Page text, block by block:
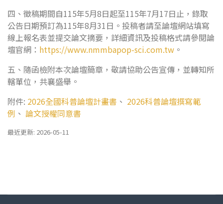
四、徵稿期間自115年5月8日起至115年7月17日止，錄取
公告日期預訂為115年8月31日。投稿者請至論壇網站填寫
線上報名表並提交論文摘要，詳細資訊及投稿格式請參閱論
壇官網： https://www.nmmbapop-sci.com.tw 。
五、隨函檢附本次論壇簡章，敬請協助公告宣傳，並轉知所
轄單位，共襄盛舉。
附件: 2026全國科普論壇計畫書 、 2026科普論壇撰寫範
例 、 論文授權同意書
最近更新: 2026-05-11